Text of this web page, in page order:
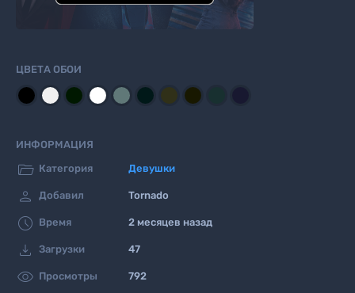
ЦВЕТА ОБОИ
ИНФОРМАЦИЯ
 Категория Девушки
 Добавил Tornado
 Время 2 месяцев назад
 Загрузки 47
 Просмотры 792